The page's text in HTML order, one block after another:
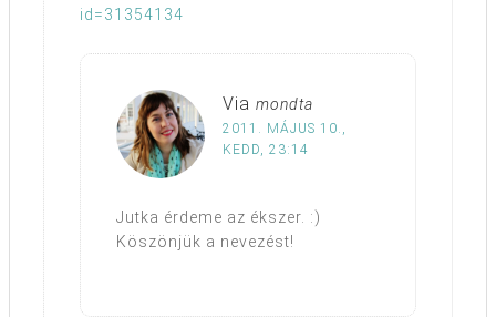
id=31354134
Via mondta
2011. MÁJUS 10.,
KEDD, 23:14
Jutka érdeme az ékszer. :)
Köszönjük a nevezést!